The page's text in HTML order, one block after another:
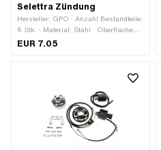
Selettra Zündung
Hersteller: GPO · Anzahl Bestandteile:
6 Stk. · Material: Stahl · Oberfläche:
verzinkt (blau) · Antrieb:
EUR 7.05